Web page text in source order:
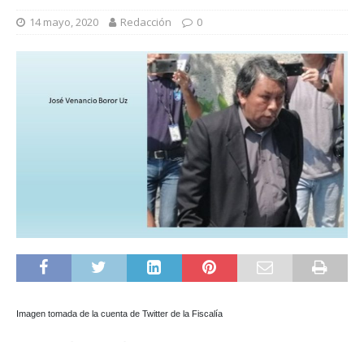
14 mayo, 2020 Redacción 0
Imagen tomada de la cuenta de Twitter de la Fiscalía